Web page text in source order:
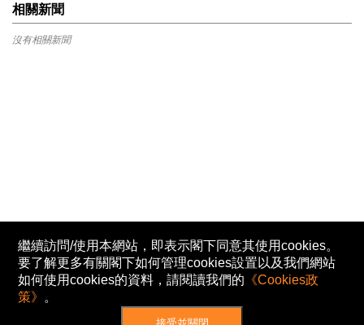
相關新聞
沒有相關新聞
繼續訪問/使用本網站，即表示閣下同意其使用cookies。
要了解更多有關閣下如何管理cookies設置以及我們網站
如何使用cookies的資料，請閱讀我們的 《Cookies政
策》 。